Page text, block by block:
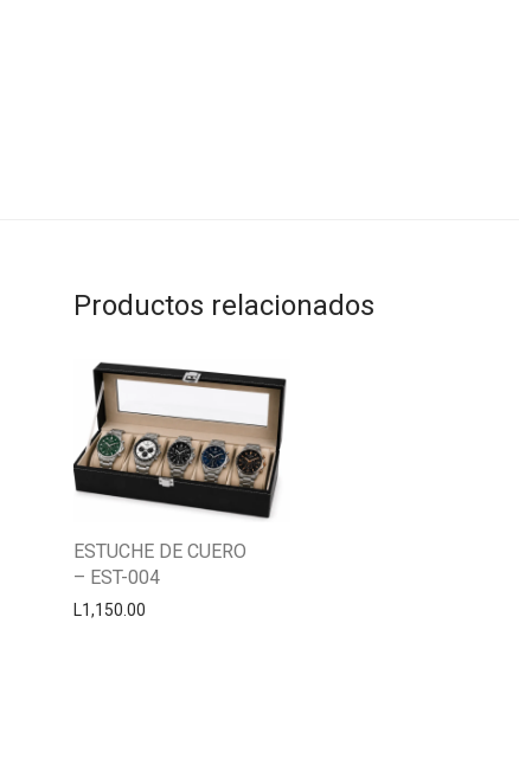
Productos relacionados
ESTUCHE DE CUERO
– EST-004
L1,150.00